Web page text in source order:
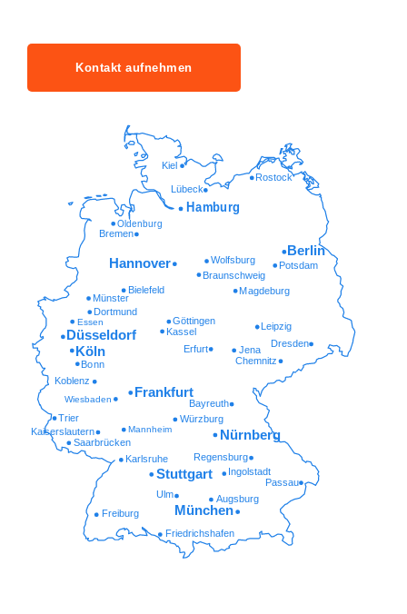
Kontakt aufnehmen
Friedrichshafen
Freiburg
Augsburg
Ulm
Passau
Ingolstadt
Regensburg
Karlsruhe
Saarbrücken
Kaiserslautern Mannheim
Würzburg
Trier
Wiesbaden Bayreuth
Koblenz
Chemnitz
Bonn
Erfurt Jena
Dresden
Kassel
Göttingen
Essen
Dortmund
Münster
Magdeburg
Bielefeld
Braunschweig
Potsdam
Wolfsburg
Oldenburg
Lübeck
Rostock
Kiel
München
Stuttgart
Nürnberg
Frankfurt
Köln
Düsseldorf
Leipzig
Hannover
Berlin
Bremen
Hamburg